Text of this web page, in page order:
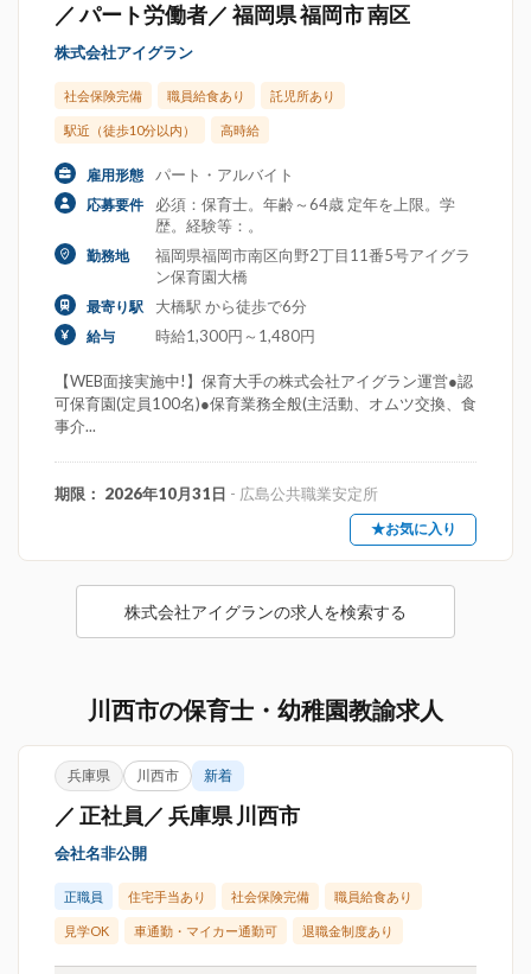
／ パート労働者／ 福岡県 福岡市 南区
株式会社アイグラン
社会保険完備 職員給食あり 託児所あり
駅近（徒歩10分以内） 高時給
雇用形態 パート・アルバイト
応募要件
必須：保育士。年齢～64歳 定年を上限。学
歴。経験等：。
勤務地
福岡県福岡市南区向野2丁目11番5号アイグラ
ン保育園大橋
最寄り駅 大橋駅 から徒歩で6分
給与 時給1,300円～1,480円
【WEB面接実施中!】保育大手の株式会社アイグラン運営●認
可保育園(定員100名)●保育業務全般(主活動、オムツ交換、食
事介...
期限： 2026年10月31日 - 広島公共職業安定所
★お気に入り
株式会社アイグランの求人を検索する
川西市の保育士・幼稚園教諭求人
兵庫県 川西市 新着
／ 正社員／ 兵庫県 川西市
会社名非公開
正職員 住宅手当あり 社会保険完備 職員給食あり
見学OK 車通勤・マイカー通勤可 退職金制度あり